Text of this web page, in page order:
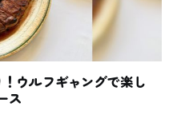
ウルフギャングで楽し
ス